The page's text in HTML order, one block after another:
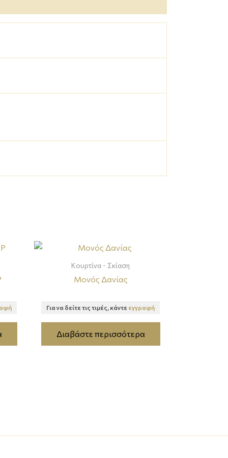
Κουρτίνα - Σκίαση
Μονός Δανίας
Για να δείτε τις τιμές, κάντε εγγραφή
Διαβάστε περισσότερα